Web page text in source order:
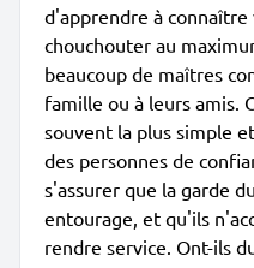
d'apprendre à
chouchouter au
beaucoup de maîtres
famille ou à leurs amis.
souvent la plus simple
des personnes de
s'assurer que la garde
entourage, et qu'ils
rendre service. Ont-ils